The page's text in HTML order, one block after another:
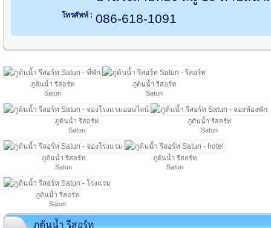
โทรศัพท์ : 086-618-1091
ภูต้นน้ำ รีสอร์ท
Satun
ภูต้นน้ำ รีสอร์ท
Satun
ภูต้นน้ำ รีสอร์ท
Satun
ภูต้นน้ำ รีสอร์ท
Satun
ภูต้นน้ำ รีสอร์ท
Satun
ภูต้นน้ำ รีสอร์ท
Satun
ภูต้นน้ำ รีสอร์ท
Satun
ภูต้นน้ำ รีสอร์ท